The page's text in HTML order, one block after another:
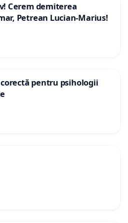
Cerem demiterea
Petrean Lucian-Marius!
pentru psihologii